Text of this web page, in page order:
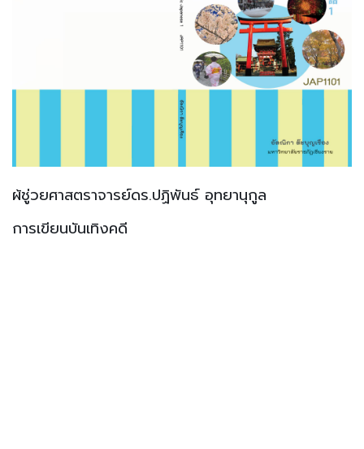
ผ้ชู่วยศาสตราจารย์ดร.ปฏิพันธ์ อุทยานุกูล
การเขียนบันเทิงคดี